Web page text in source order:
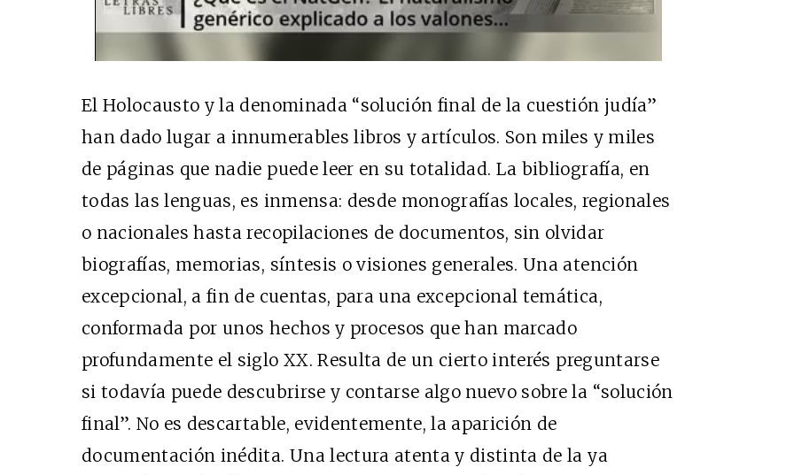
El Holocausto y la denominada “solución final de la cuestión judía”
han dado lugar a innumerables libros y artículos. Son miles y miles
de páginas que nadie puede leer en su totalidad. La bibliografía, en
todas las lenguas, es inmensa: desde monografías locales, regionales
o nacionales hasta recopilaciones de documentos, sin olvidar
biografías, memorias, síntesis o visiones generales. Una atención
excepcional, a fin de cuentas, para una excepcional temática,
conformada por unos hechos y procesos que han marcado
profundamente el siglo XX. Resulta de un cierto interés preguntarse
si todavía puede descubrirse y contarse algo nuevo sobre la “solución
final”. No es descartable, evidentemente, la aparición de
documentación inédita. Una lectura atenta y distinta de la ya